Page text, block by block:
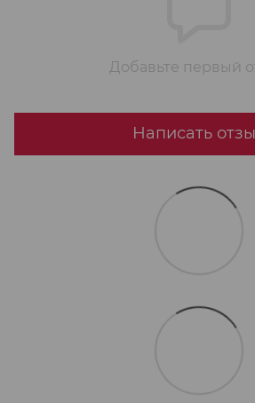
Добавьте первый
Написать